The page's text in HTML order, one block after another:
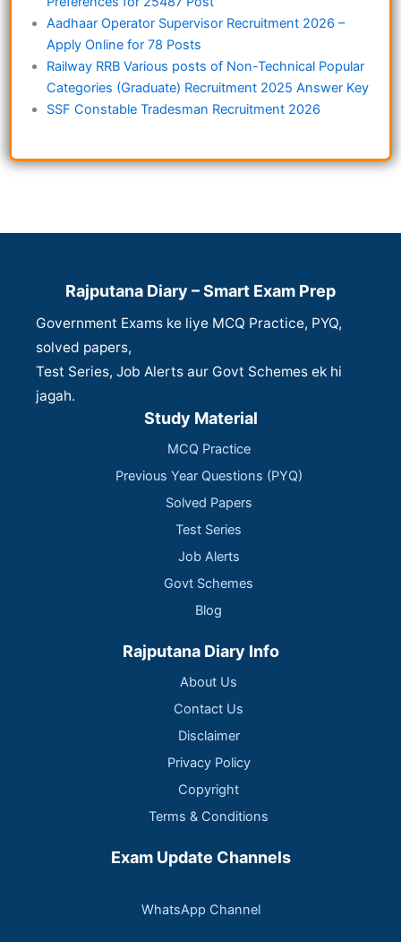
Aadhaar Operator Supervisor Recruitment 2026 –
Apply Online for 78 Posts
Railway RRB Various posts of Non-Technical Popular
Categories (Graduate) Recruitment 2025 Answer Key
SSF Constable Tradesman Recruitment 2026
Rajputana Diary – Smart Exam Prep
Government Exams ke liye MCQ Practice, PYQ,
solved papers,
Test Series, Job Alerts aur Govt Schemes ek hi
jagah.
Study Material
MCQ Practice
Previous Year Questions (PYQ)
Solved Papers
Test Series
Job Alerts
Govt Schemes
Blog
Rajputana Diary Info
About Us
Contact Us
Disclaimer
Privacy Policy
Copyright
Terms & Conditions
Exam Update Channels
WhatsApp Channel